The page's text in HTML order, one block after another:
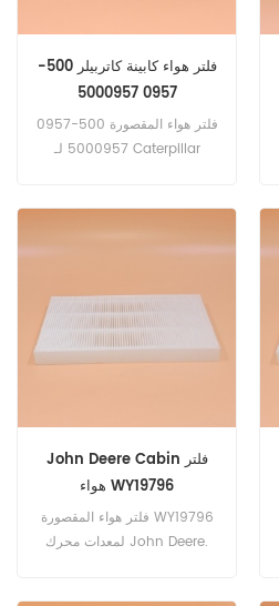
فلتر هواء كابينة كاتربيلر 500-
0957 5000957
فلتر هواء المقصورة 500-0957
5000957 لـ Caterpillar
John Deere Cabin فلتر
هواء WY19796
فلتر هواء المقصورة WY19796
لمعدات محرك John Deere.